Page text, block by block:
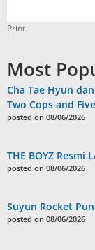
Print
Most
Cha Tae Hyun
Two Cops and
posted on 08/06/2026
THE BOYZ
posted on 08/06/2026
Suyun Rocket
posted on 08/06/2026